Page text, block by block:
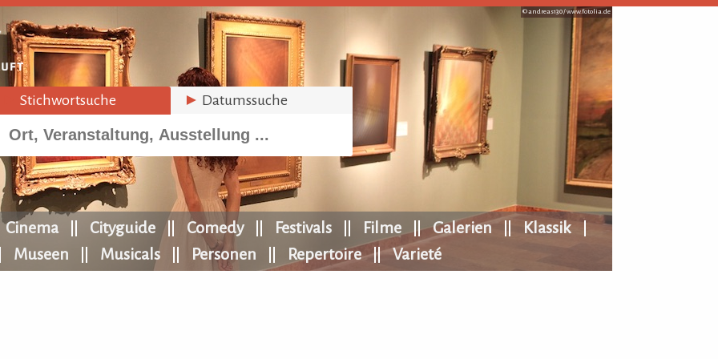
© andreas130 /www.fotolia.de
Stichwortsuche ► Datumssuche
Cinema Cityguide Comedy Festivals Filme Galerien
Klassik
Museen Musicals Personen Repertoire Varieté